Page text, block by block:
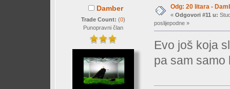
Damber
Trade Count: (0)
Punopravni član
Odg: 20 litara -
« Odgovori #11 u:
poslijepodne »
Evo još koja
pa sam samo